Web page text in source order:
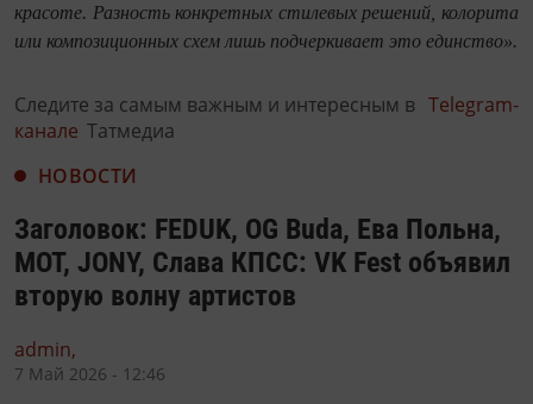
красоте. Разность конкретных стилевых решений, колорита
или композиционных схем лишь подчеркивает это единство».
Следите за самым важным и интересным в Telegram-
канале Татмедиа
НОВОСТИ
Заголовок: FEDUK, OG Buda, Ева Польна,
МОТ, JONY, Слава КПСС: VK Fest объявил
вторую волну артистов
admin,
7 Май 2026 - 12:46